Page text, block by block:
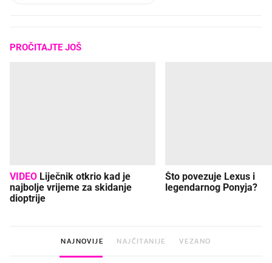
PROČITAJTE JOŠ
VIDEO
najbolje vrijeme za skidanje
dioptrije
Što povezuje Lexus i
legendarnog Ponyja?
NAJNOVIJE NAJČITANIJE VEZANO